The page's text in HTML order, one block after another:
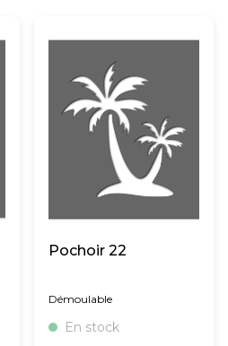
Pochoir 22
Démoulable
En stock